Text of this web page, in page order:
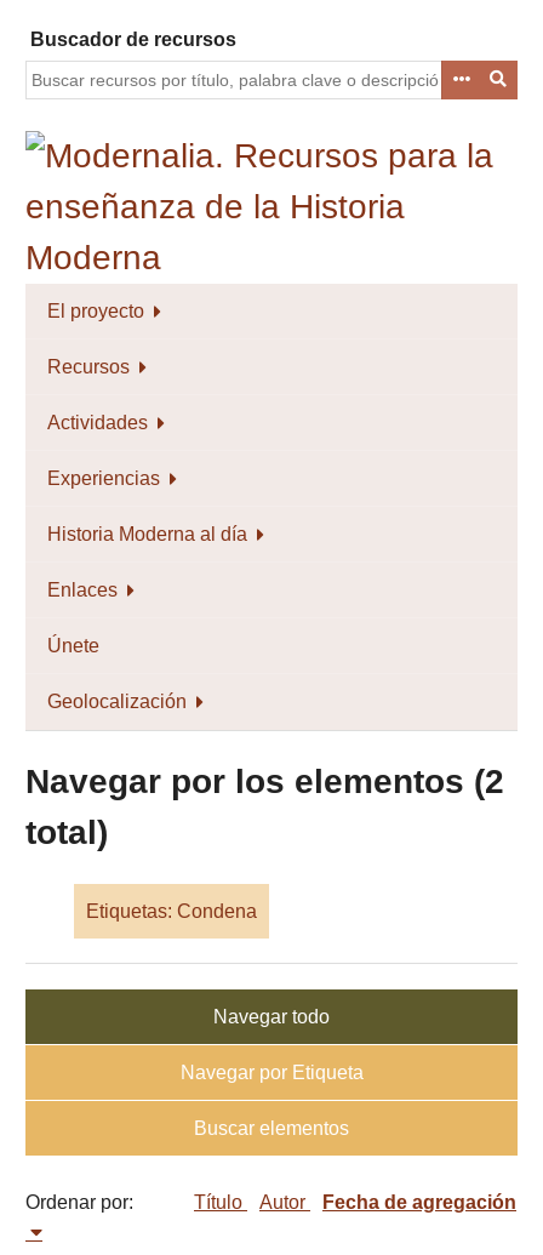
contenido
principal
Buscador de recursos
El proyecto
Recursos
Actividades
Experiencias
Historia Moderna al día
Enlaces
Únete
Geolocalización
Navegar por los elementos (2
total)
Etiquetas: Condena
Navegar todo
Navegar por Etiqueta
Buscar elementos
Ordenar por: Título Autor Fecha de agregación